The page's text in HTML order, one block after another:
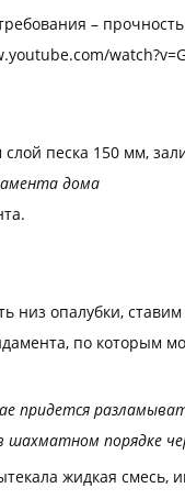
–
песка 150 мм,
дома
низ опалубки,
по которым
придется
шахматном порядке
жидкая смесь,